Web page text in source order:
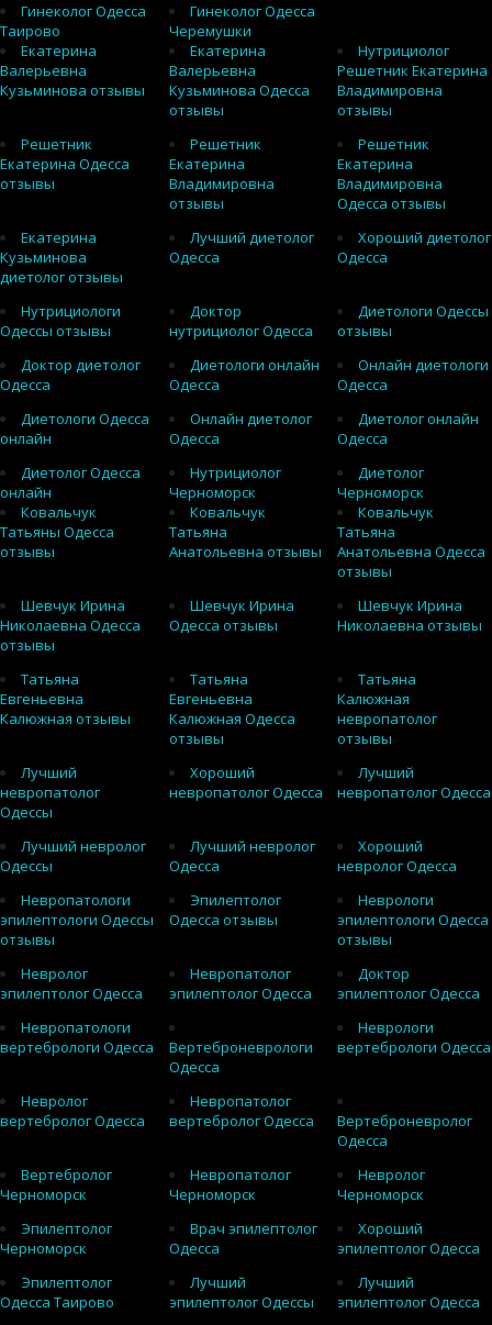
Гинеколог Одесса
Таирово
Гинеколог Одесса
Черемушки
Екатерина
Валерьевна
Кузьминова отзывы
Екатерина
Валерьевна
Кузьминова Одесса
отзывы
Нутрициолог
Решетник Екатерина
Владимировна
отзывы
Решетник
Екатерина Одесса
отзывы
Решетник
Екатерина
Владимировна
отзывы
Решетник
Екатерина
Владимировна
Одесса отзывы
Екатерина
Кузьминова
диетолог отзывы
Лучший диетолог
Одесса
Хороший диетолог
Одесса
Нутрициологи
Одессы отзывы
Доктор
нутрициолог Одесса
Диетологи Одессы
отзывы
Доктор диетолог
Одесса
Диетологи онлайн
Одесса
Онлайн диетологи
Одесса
Диетологи Одесса
онлайн
Онлайн диетолог
Одесса
Диетолог онлайн
Одесса
Диетолог Одесса
онлайн
Нутрициолог
Черноморск
Диетолог
Черноморск
Ковальчук
Татьяны Одесса
отзывы
Ковальчук
Татьяна
Анатольевна отзывы
Ковальчук
Татьяна
Анатольевна Одесса
отзывы
Шевчук Ирина
Николаевна Одесса
отзывы
Шевчук Ирина
Одесса отзывы
Шевчук Ирина
Николаевна отзывы
Татьяна
Евгеньевна
Калюжная отзывы
Татьяна
Евгеньевна
Калюжная Одесса
отзывы
Татьяна
Калюжная
невропатолог
отзывы
Лучший
невропатолог
Одессы
Хороший
невропатолог Одесса
Лучший
невропатолог Одесса
Лучший невролог
Одессы
Лучший невролог
Одесса
Хороший
невролог Одесса
Невропатологи
эпилептологи Одессы
отзывы
Эпилептолог
Одесса отзывы
Неврологи
эпилептологи Одесса
отзывы
Невролог
эпилептолог Одесса
Невропатолог
эпилептолог Одесса
Доктор
эпилептолог Одесса
Невропатологи
вертебрологи Одесса
Вертеброневрологи
Одесса
Неврологи
вертебрологи Одесса
Невролог
вертебролог Одесса
Невропатолог
вертебролог Одесса
Вертеброневролог
Одесса
Вертебролог
Черноморск
Невропатолог
Черноморск
Невролог
Черноморск
Эпилептолог
Черноморск
Врач эпилептолог
Одесса
Хороший
эпилептолог Одесса
Эпилептолог
Одесса Таирово
Лучший
эпилептолог Одессы
Лучший
эпилептолог Одесса